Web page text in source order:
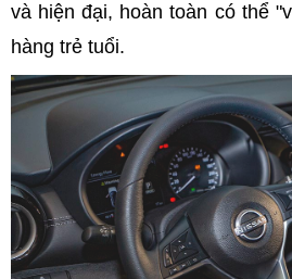
và hiện đại, hoàn toàn có thể
hàng trẻ tuổi.